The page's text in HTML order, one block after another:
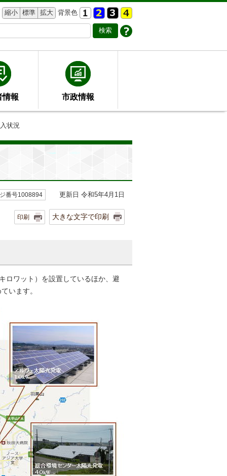
縮小 標準 拡大 背景色
情報 市政情報
状況
番号1008894 更新日 令和5年4月1日
印刷 大きな文字で印刷
ロワット）を設置しているほか、避
います。